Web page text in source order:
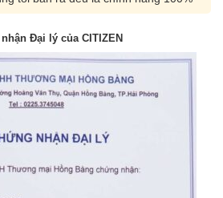
Đại lý của CITIZEN